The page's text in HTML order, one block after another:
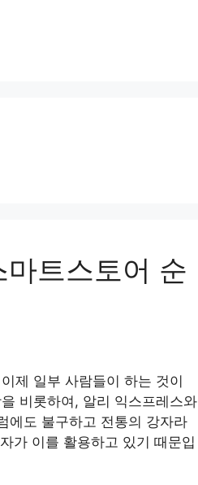
트스토어 순
제 일부 사람들이 하는 것이
비롯하여, 알리 익스프레스와
에도 불구하고 전통의 강자라
가 이를 활용하고 있기 때문입